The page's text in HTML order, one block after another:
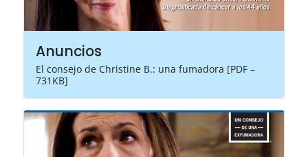
Anuncios
El consejo de Christine B.: una fumadora [PDF –
731KB]